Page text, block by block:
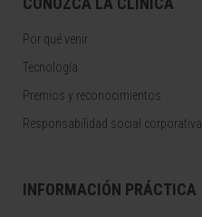
Por qué venir
Tecnología
Premios y reconocimientos
Responsabilidad social corporativa
INFORMACIÓN PRÁCTICA